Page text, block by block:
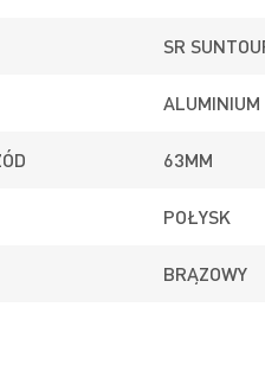
SR
63MM
POŁYSK
BRĄZOWY